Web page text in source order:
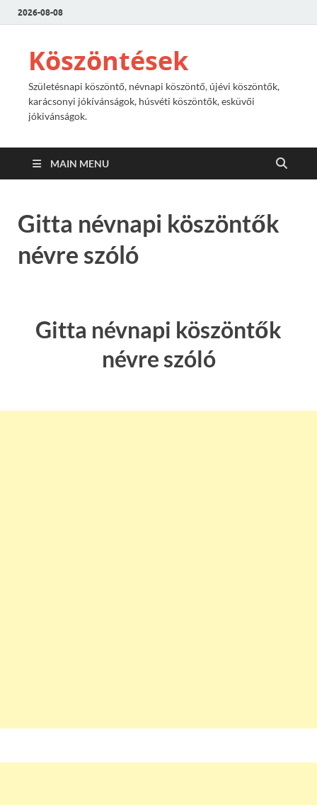
2026-08-08
Köszöntések
Születésnapi köszöntő, névnapi köszöntő, újévi köszöntők,
karácsonyi jókívánságok, húsvéti köszöntők, esküvői
jókivánságok.
MAIN MENU
Gitta névnapi köszöntők
névre szóló
Gitta névnapi köszöntők
névre szóló